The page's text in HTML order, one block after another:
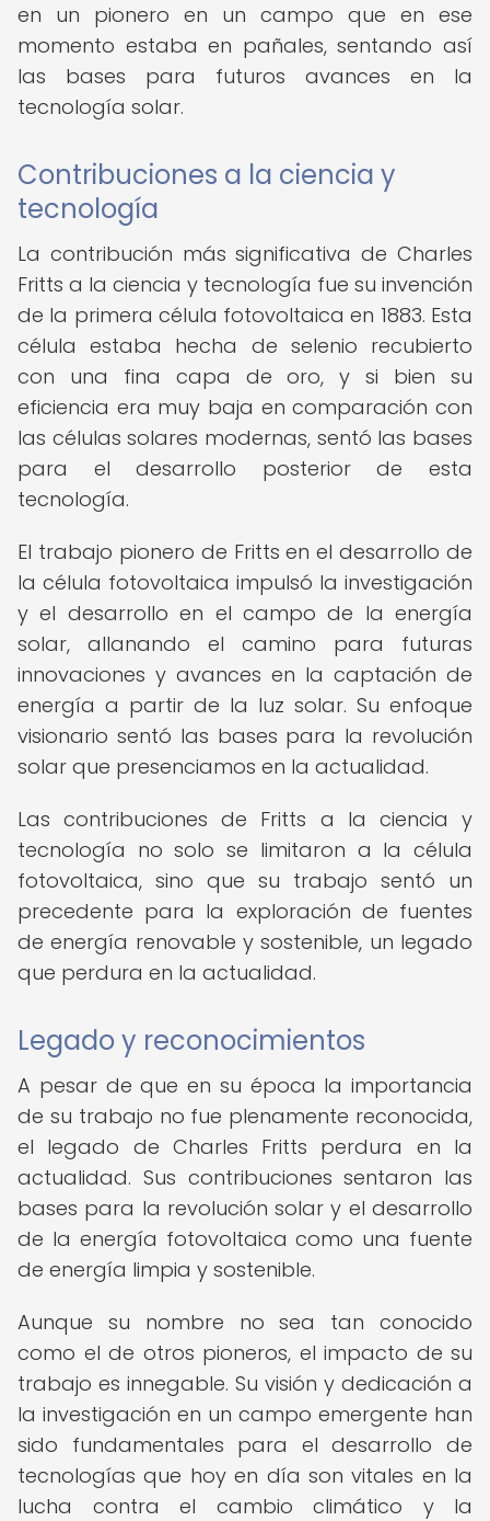
en un pionero en un campo que en ese
momento estaba en pañales, sentando así
las bases para futuros avances en la
tecnología solar.
Contribuciones a la ciencia y
tecnología
La contribución más significativa de Charles
Fritts a la ciencia y tecnología fue su invención
de la primera célula fotovoltaica en 1883. Esta
célula estaba hecha de selenio recubierto
con una fina capa de oro, y si bien su
eficiencia era muy baja en comparación con
las células solares modernas, sentó las bases
para el desarrollo posterior de esta
tecnología.
El trabajo pionero de Fritts en el desarrollo de
la célula fotovoltaica impulsó la investigación
y el desarrollo en el campo de la energía
solar, allanando el camino para futuras
innovaciones y avances en la captación de
energía a partir de la luz solar. Su enfoque
visionario sentó las bases para la revolución
solar que presenciamos en la actualidad.
Las contribuciones de Fritts a la ciencia y
tecnología no solo se limitaron a la célula
fotovoltaica, sino que su trabajo sentó un
precedente para la exploración de fuentes
de energía renovable y sostenible, un legado
que perdura en la actualidad.
Legado y reconocimientos
A pesar de que en su época la importancia
de su trabajo no fue plenamente reconocida,
el legado de Charles Fritts perdura en la
actualidad. Sus contribuciones sentaron las
bases para la revolución solar y el desarrollo
de la energía fotovoltaica como una fuente
de energía limpia y sostenible.
Aunque su nombre no sea tan conocido
como el de otros pioneros, el impacto de su
trabajo es innegable. Su visión y dedicación a
la investigación en un campo emergente han
sido fundamentales para el desarrollo de
tecnologías que hoy en día son vitales en la
lucha contra el cambio climático y la